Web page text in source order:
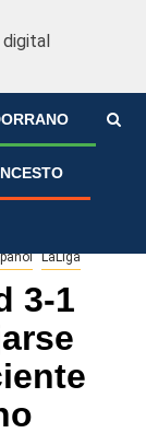
LaLiga
3-1